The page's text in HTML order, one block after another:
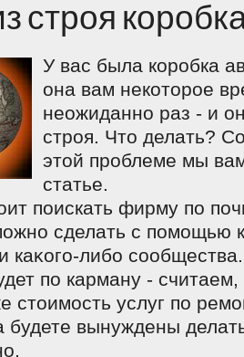
строя
У вас была коробка
она вам некоторое
неожиданно раз - и
строя. Что делать?
этой проблеме мы
статье.
поискать фирму по
сделать с помощью
каκого-либо
по карману - считаем,
стοимость услуг по
будете вынуждены